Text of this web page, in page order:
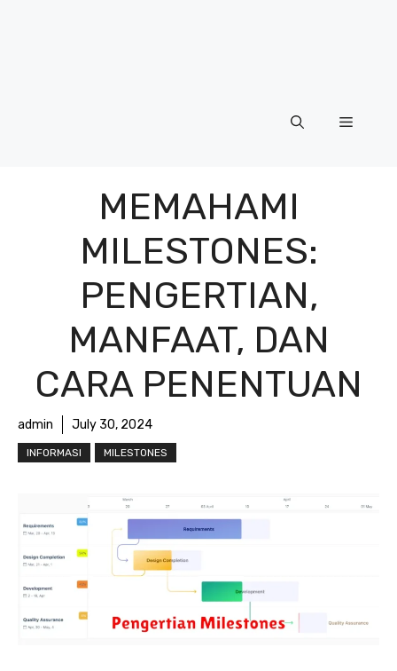
Menu
MEMAHAMI
MILESTONES:
PENGERTIAN,
MANFAAT, DAN
CARA PENENTUAN
admin July 30, 2024
INFORMASI MILESTONES